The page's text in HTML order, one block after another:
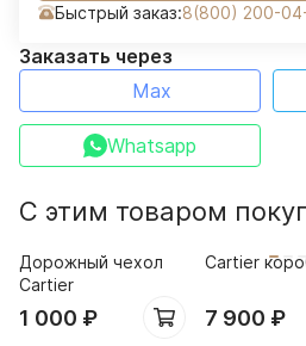
Быстрый заказ:8(800) 200-
Заказать через
Max
Whatsapp
С этим товаром
Дорожный чехол
Cartier
1 000 ₽
Cartier
7 900 ₽